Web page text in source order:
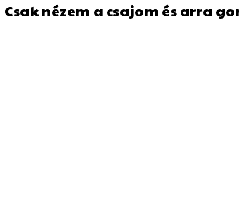
Csak nézem a csajom és arra